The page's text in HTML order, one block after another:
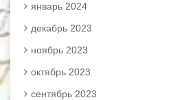
январь 2024
декабрь 2023
ноябрь 2023
октябрь 2023
сентябрь 2023